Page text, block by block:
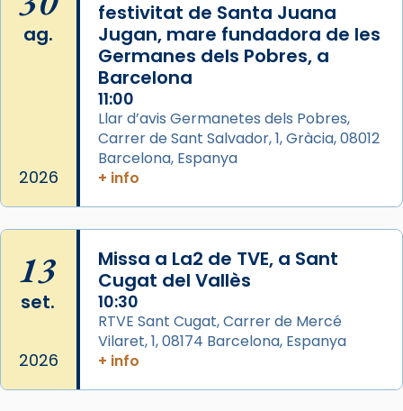
Photo
View on Facebook Share
Arquebisbat de Barcelona
de Barcelona.
2 weeks ago
Aquest dilluns, 27 de juliol, ha tingut lloc la
missa d’acció de gràcies en agraïment al
L’arquebisbe de Barcelona, el cardenal Joan
Josep Omella, ha presidit la missa i l’ha
concelebrat el bisbe auxiliar de Barcelona,
Mons. David Abadías.
📸 Dr. G. Simón
ag.
2026
festivitat de Santa Juana
Jugan, mare fundadora de les
Germanes dels Pobres, a
Barcelona
11:00
Llar d’avis Germanetes dels Pobres,
Carrer de Sant Salvador, 1, Gràcia, 08012
Barcelona, Espanya
+ info
13
set.
2026
Missa a La2 de TVE, a Sant
Cugat del Vallès
10:30
RTVE Sant Cugat, Carrer de Mercé
Vilaret, 1, 08174 Barcelona, Espanya
+ info